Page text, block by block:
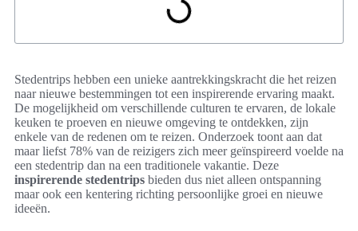
Stedentrips hebben een unieke aantrekkingskracht die het reizen
naar nieuwe bestemmingen tot een inspirerende ervaring maakt.
De mogelijkheid om verschillende culturen te ervaren, de lokale
keuken te proeven en nieuwe omgeving te ontdekken, zijn
enkele van de redenen om te reizen. Onderzoek toont aan dat
maar liefst 78% van de reizigers zich meer geïnspireerd voelde na
een stedentrip dan na een traditionele vakantie. Deze
inspirerende stedentrips bieden dus niet alleen ontspanning
maar ook een kentering richting persoonlijke groei en nieuwe
ideeën.